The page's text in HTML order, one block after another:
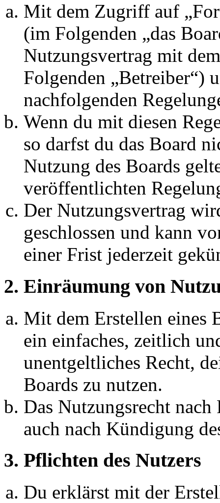
Mit dem Zugriff auf
(im Folgenden „das
Nutzungsvertrag mit
Folgenden „Betreiber“)
nachfolgenden
Wenn du mit diesen
so darfst du das Board
Nutzung des Boards
veröffentlichten
Der Nutzungsvertrag
geschlossen und kann
einer Frist jederzeit
2. Einräumung von
Mit dem Erstellen eines
ein einfaches, zeitlich
unentgeltliches Recht,
Boards zu nutzen.
Das Nutzungsrecht
auch nach Kündigung
3. Pflichten des Nutzers
Du erklärst mit der